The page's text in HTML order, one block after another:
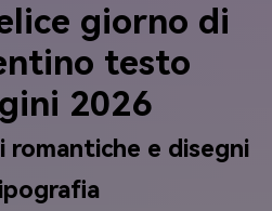
giorno di
testo
2026
romantiche e disegni